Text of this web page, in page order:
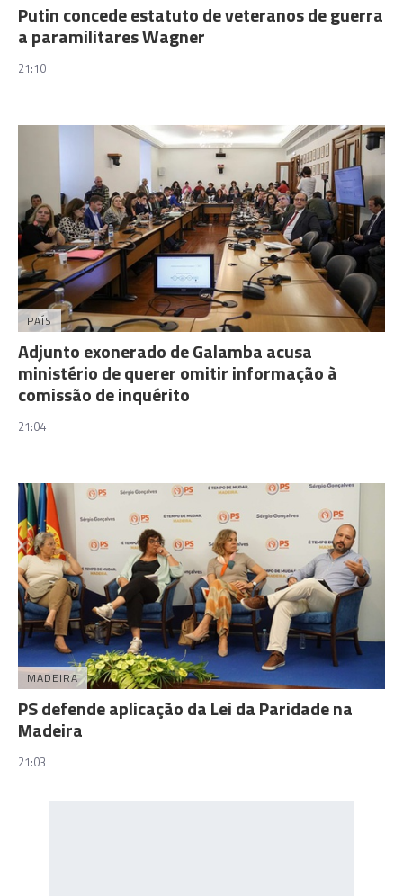
Putin concede estatuto de veteranos de guerra
a paramilitares Wagner
21:10
PAÍS
Adjunto exonerado de Galamba acusa
ministério de querer omitir informação à
comissão de inquérito
21:04
MADEIRA
PS defende aplicação da Lei da Paridade na
Madeira
21:03